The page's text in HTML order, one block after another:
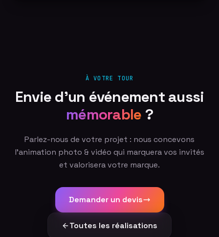
À VOTRE TOUR
Envie d'un événement aussi
mémorable ?
Parlez-nous de votre projet : nous concevons
l'animation photo & vidéo qui marquera vos invités
et valorisera votre marque.
Demander un devis
Toutes les réalisations